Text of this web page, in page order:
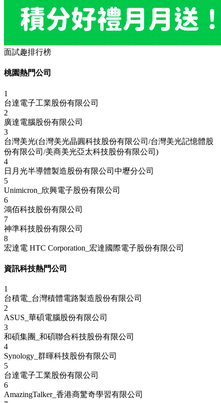
面試趣排行榜
桃園熱門公司
1
台達電子工業股份有限公司
2
廣達電腦股份有限公司
3
台灣美光(台灣美光晶圓科技股份有限公司/台灣美光記憶體股
份有限公司/美商美光亞太科技股份有限公司)
4
日月光半導體製造股份有限公司中壢分公司
5
Unimicron_欣興電子股份有限公司
6
鴻佰科技股份有限公司
7
神準科技股份有限公司
8
宏達電 HTC Corporation_宏達國際電子股份有限公司
資訊科技熱門公司
1
台積電_台灣積體電路製造股份有限公司
2
ASUS_華碩電腦股份有限公司
3
和碩集團_和碩聯合科技股份有限公司
4
Synology_群暉科技股份有限公司
5
台達電子工業股份有限公司
6
AmazingTalker_香港商驚奇學習有限公司